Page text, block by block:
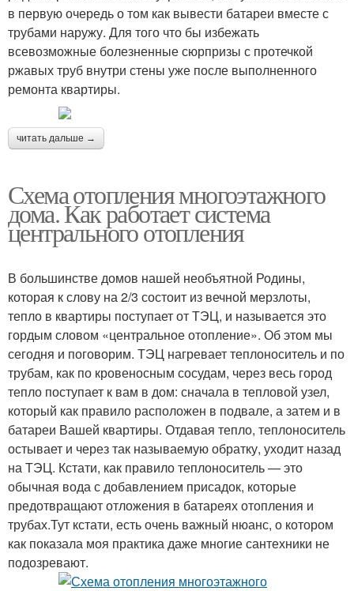
в первую очередь о том как вывести батареи вместе с
трубами наружу. Для того что бы избежать
всевозможные болезненные сюрпризы с протечкой
ржавых труб внутри стены уже после выполненного
ремонта квартиры.
читать дальше →
Схема отопления многоэтажного
дома. Как работает система
центрального отопления
В большинстве домов нашей необъятной Родины,
которая к слову на 2/3 состоит из вечной мерзлоты,
тепло в квартиры поступает от ТЭЦ, и называется это
гордым словом «центральное отопление». Об этом мы
сегодня и поговорим. ТЭЦ нагревает теплоноситель и по
трубам, как по кровеносным сосудам, через весь город
тепло поступает к вам в дом: сначала в тепловой узел,
который как правило расположен в подвале, а затем и в
батареи Вашей квартиры. Отдавая тепло, теплоноситель
остывает и через так называемую обратку, уходит назад
на ТЭЦ. Кстати, как правило теплоноситель — это
обычная вода с добавлением присадок, которые
предотвращают отложения в батареях отопления и
трубах.Тут кстати, есть очень важный нюанс, о котором
как показала моя практика даже многие сантехники не
подозревают.